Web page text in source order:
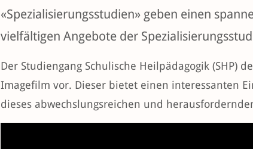
«Spezialisierungsstudien» geben einen
vielfältigen Angebote der
Der Studiengang Schulische Heilpädagogik (SHP)
Imagefilm vor. Dieser bietet einen interessanten
dieses abwechslungsreichen und